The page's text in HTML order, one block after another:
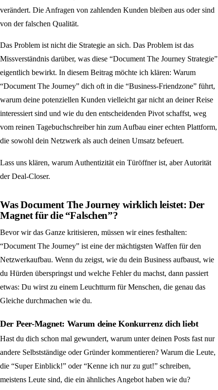
verändert. Die Anfragen von zahlenden Kunden bleiben aus oder sind
von der falschen Qualität.
Das Problem ist nicht die Strategie an sich. Das Problem ist das
Missverständnis darüber, was diese “Document The Journey Strategie”
eigentlich bewirkt. In diesem Beitrag möchte ich klären: Warum
“Document The Journey” dich oft in die “Business-Friendzone” führt,
warum deine potenziellen Kunden vielleicht gar nicht an deiner Reise
interessiert sind und wie du den entscheidenden Pivot schaffst, weg
vom reinen Tagebuchschreiber hin zum Aufbau einer echten Plattform,
die sowohl dein Netzwerk als auch deinen Umsatz befeuert.
Lass uns klären, warum Authentizität ein Türöffner ist, aber Autorität
der Deal-Closer.
Was Document The Journey wirklich leistet: Der
Magnet für die “Falschen”?
Bevor wir das Ganze kritisieren, müssen wir eines festhalten:
“Document The Journey” ist eine der mächtigsten Waffen für den
Netzwerkaufbau. Wenn du zeigst, wie du dein Business aufbaust, wie
du Hürden überspringst und welche Fehler du machst, dann passiert
etwas: Du wirst zu einem Leuchtturm für Menschen, die genau das
Gleiche durchmachen wie du.
Der Peer-Magnet: Warum deine Konkurrenz dich liebt
Hast du dich schon mal gewundert, warum unter deinen Posts fast nur
andere Selbstständige oder Gründer kommentieren? Warum die Leute,
die “Super Einblick!” oder “Kenne ich nur zu gut!” schreiben,
meistens Leute sind, die ein ähnliches Angebot haben wie du?